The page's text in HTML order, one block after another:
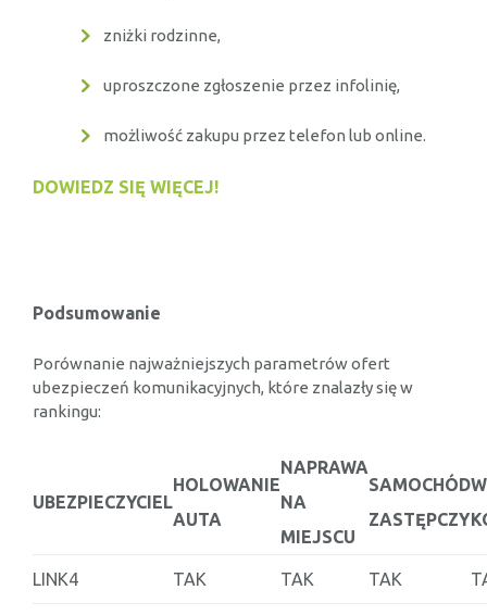
zniżki rodzinne,
uproszczone zgłoszenie przez infolinię,
możliwość zakupu przez telefon lub online.
DOWIEDZ SIĘ WIĘCEJ!
Podsumowanie
Porównanie najważniejszych parametrów ofert
ubezpieczeń komunikacyjnych, które znalazły się w
rankingu:
UBEZPIECZYCIEL
HOLOWANIE
AUTA
NAPRAWA
NA
MIEJSCU
SAMOCHÓD
ZASTĘPCZY
LINK4 TAK TAK TAK